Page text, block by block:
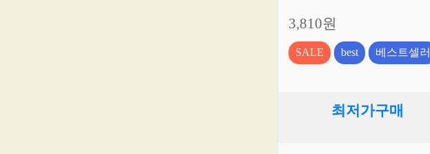
3,810원
SALE best 베스트셀러
최저가구매